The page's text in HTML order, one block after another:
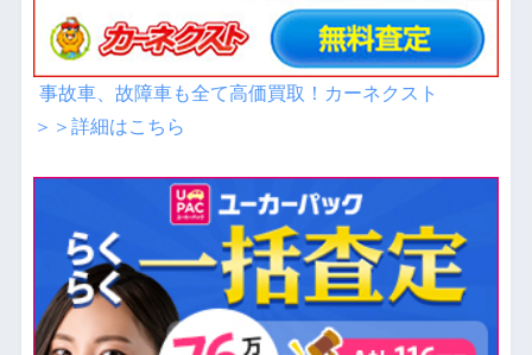
事故車、故障車も全て高価買取！カーネクスト
＞＞詳細はこちら